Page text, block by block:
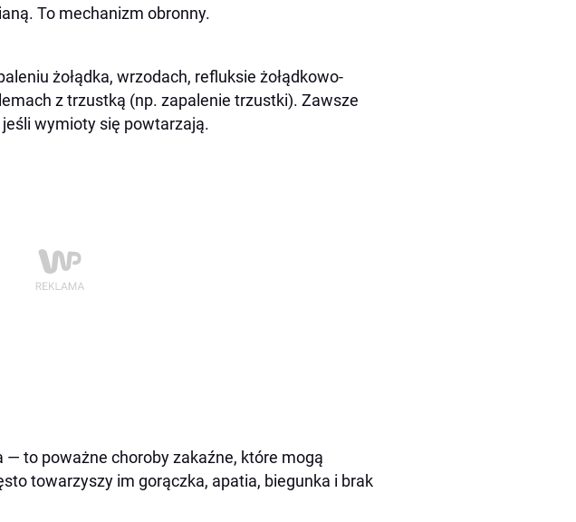
To mechanizm obronny.
żołądka, wrzodach, refluksie żołądkowo-
z trzustką (np. zapalenie trzustki). Zawsze
wymioty się powtarzają.
to poważne choroby zakaźne, które mogą
towarzyszy im gorączka, apatia, biegunka i brak